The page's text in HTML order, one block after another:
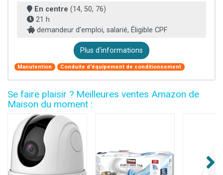
En centre (14, 50, 76)
21 h
demandeur d’emploi, salarié, Éligible CPF
Plus d'informations
Manutention Conduite d'équipement de conditionnement
Se faire plaisir ? Meilleures ventes Amazon de
Maison du moment :